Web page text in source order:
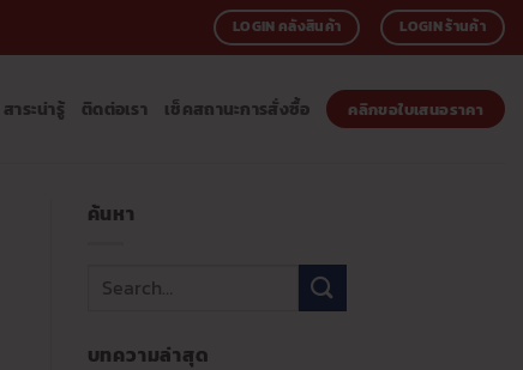
LOGIN คลังสินค้า LOGIN ร้านค้า
สาระน่ารู้ ติดต่อเรา เช็คสถานะการสั่งซื้อ คลิกขอใบเสนอราคา
ค้นหา
บทความล่าสุด